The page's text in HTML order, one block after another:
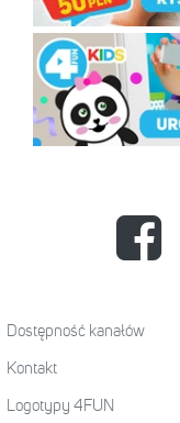
Dostępność kanałów
Kontakt
Logotypy 4FUN